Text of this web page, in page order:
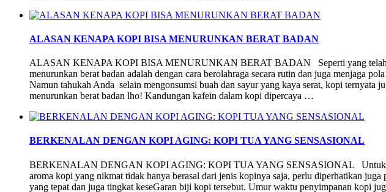
ALASAN KENAPA KOPI BISA MENURUNKAN BERAT BADAN
ALASAN KENAPA KOPI BISA MENURUNKAN BERAT BADAN Seperti yang telah
menurunkan berat badan adalah dengan cara berolahraga secara rutin dan juga menjaga
Namun tahukah Anda selain mengonsumsi buah dan sayur yang kaya serat, kopi ternyata
menurunkan berat badan lho! Kandungan kafein dalam kopi dipercaya …
BERKENALAN DENGAN KOPI AGING: KOPI TUA YANG SENSASIONAL
BERKENALAN DENGAN KOPI AGING: KOPI TUA YANG SENSASIONAL Untuk
aroma kopi yang nikmat tidak hanya berasal dari jenis kopinya saja, perlu diperhatikan juga
yang tepat dan juga tingkat keseGaran biji kopi tersebut. Umur waktu penyimpanan kopi